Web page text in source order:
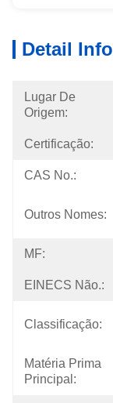
Detail
Lugar De
Origem:
Certificação:
CAS No.:
Outros Nomes:
MF:
EINECS Não.:
Classificação:
Matéria Prima
Principal: